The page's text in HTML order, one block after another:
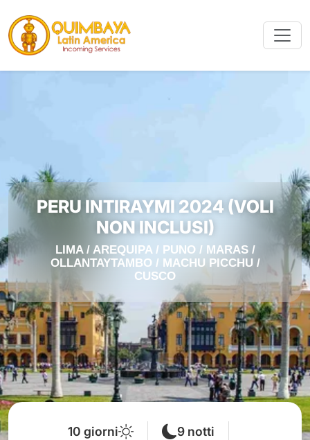
PERU INTIRAYMI 2024 (VOLI
NON INCLUSI)
LIMA / AREQUIPA / PUNO / MARAS /
OLLANTAYTAMBO / MACHU PICCHU /
CUSCO
10 giorni
9 notti